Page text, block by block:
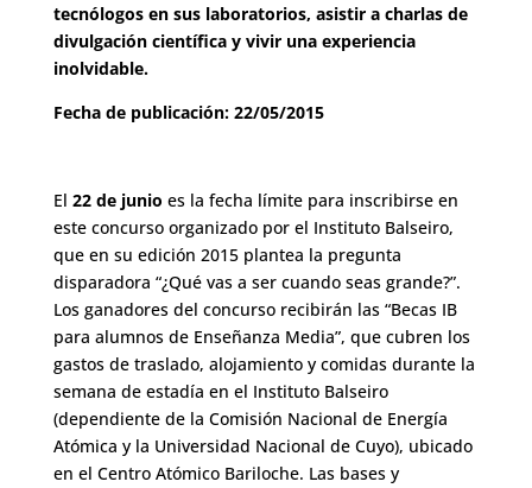
tecnólogos en sus laboratorios, asistir a charlas de
divulgación científica y vivir una experiencia
inolvidable.
Fecha de publicación: 22/05/2015
El 22 de junio es la fecha límite para inscribirse en
este concurso organizado por el Instituto Balseiro,
que en su edición 2015 plantea la pregunta
disparadora “¿Qué vas a ser cuando seas grande?”.
Los ganadores del concurso recibirán las “Becas IB
para alumnos de Enseñanza Media”, que cubren los
gastos de traslado, alojamiento y comidas durante la
semana de estadía en el Instituto Balseiro
(dependiente de la Comisión Nacional de Energía
Atómica y la Universidad Nacional de Cuyo), ubicado
en el Centro Atómico Bariloche. Las bases y